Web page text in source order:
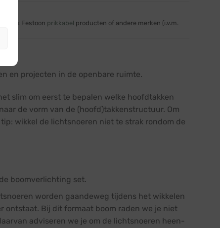
Blynx Festoon prikkabel producten of andere merken (i.v.m.
en projecten in de openbare ruimte.
slim om eerst te bepalen welke hoofdtakken
de vorm van de (hoofd)takkenstructuur. Om
wikkel de lichtsnoeren niet te strak rondom de
boomverlichting set.
worden gaandeweg tijdens het wikkelen
ontstaat. Bij dit formaat boom raden we je niet
adviseren we je om de lichtsnoeren heen-